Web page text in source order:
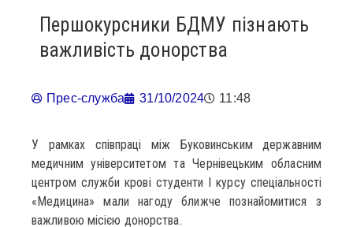
Першокурсники БДМУ пізнають
важливість донорства
Прес-служба 31/10/2024 11:48
У рамках співпраці між Буковинським державним
медичним університетом та Чернівецьким обласним
центром служби крові студенти І курсу спеціальності
«Медицина» мали нагоду ближче познайомитися з
важливою місією донорства.